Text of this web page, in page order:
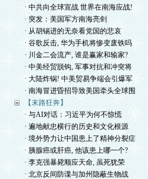
· 中共向全球宣战 世界在南海应战!
· 突发：美国军方南海亮剑
· 从胡锡进的无奈看党国的悲哀
· 谷歌反击, 华为手机将惨变废铁吗
· 川金二会流产, 谁是赢家和输家?
· 中美经贸脱钩, 军事对抗和冲突将
· 大陆炸锅! 中美贸易争端会引爆军
· 南海冒进昏招导致美国牵头全球围
【末路狂奔】
· 与AI对话：习近平为何不惊慌
· 遍地献忠横行的历史和文化根源
· 境外势力让中国患上了精神分裂症
· 胰腺癌或肝癌, 他该患上哪一个?
· 李克强暴毙顺应天命, 虽死犹荣
· 北京反间防谍与加州隐蔽生物战